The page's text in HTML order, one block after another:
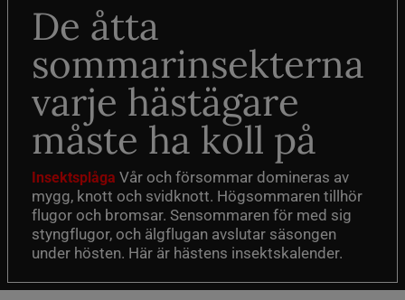
De åtta
sommarinsekterna
varje hästägare
måste ha koll på
Insektsplåga Vår och försommar domineras av
mygg, knott och svidknott. Högsommaren tillhör
flugor och bromsar. Sensommaren för med sig
styngflugor, och älgflugan avslutar säsongen
under hösten. Här är hästens insektskalender.